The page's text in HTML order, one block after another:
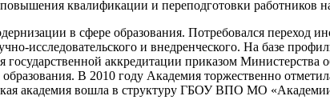
квалификации и переподготовки
в сфере образования. Потребовался переход
исследовательского и внедренческого. На базе
аккредитации приказом
В 2010 году Академия торжественно
академия вошла в структуру ГБОУ ВПО МО